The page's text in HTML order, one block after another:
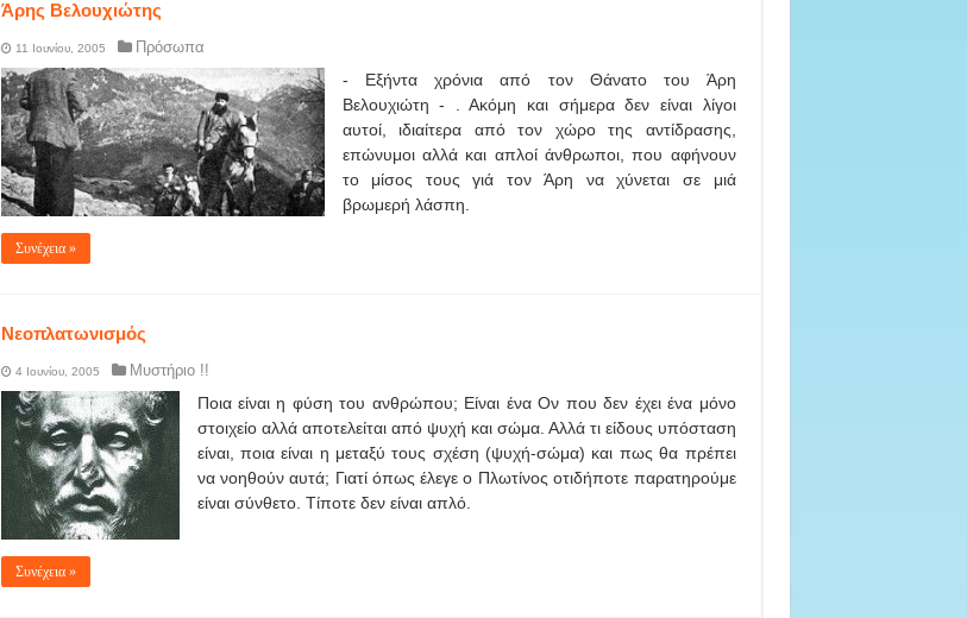
Άρης Βελουχιώτης
11 Ιουνίου, 2005 Πρόσωπα
- Εξήντα χρόνια από τον Θάνατο του Άρη
Βελουχιώτη - . Ακόμη και σήμερα δεν είναι λίγοι
αυτοί, ιδιαίτερα από τον χώρο της αντίδρασης,
επώνυμοι αλλά και απλοί άνθρωποι, που αφήνουν
το μίσος τους γιά τον Άρη να χύνεται σε μιά
βρωμερή λάσπη.
Συνέχεια »
Νεοπλατωνισμός
4 Ιουνίου, 2005 Μυστήριο !!
Ποια είναι η φύση του ανθρώπου; Είναι ένα Ον που δεν έχει ένα μόνο
στοιχείο αλλά αποτελείται από ψυχή και σώμα. Αλλά τι είδους υπόσταση
είναι, ποια είναι η μεταξύ τους σχέση (ψυχή-σώμα) και πως θα πρέπει
να νοηθούν αυτά; Γιατί όπως έλεγε ο Πλωτίνος οτιδήποτε παρατηρούμε
είναι σύνθετο. Τίποτε δεν είναι απλό.
Συνέχεια »